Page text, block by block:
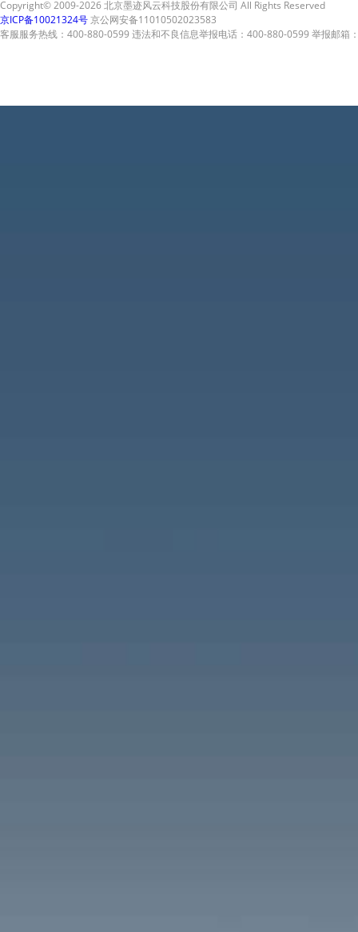
Copyright© 2009-2026 北京墨迹风云科技股份有限公司 All Rights Reserved
京ICP备10021324号京公网安备11010502023583
客服服务热线：400-880-0599 违法和不良信息举报电话：400-880-0599 举报邮箱